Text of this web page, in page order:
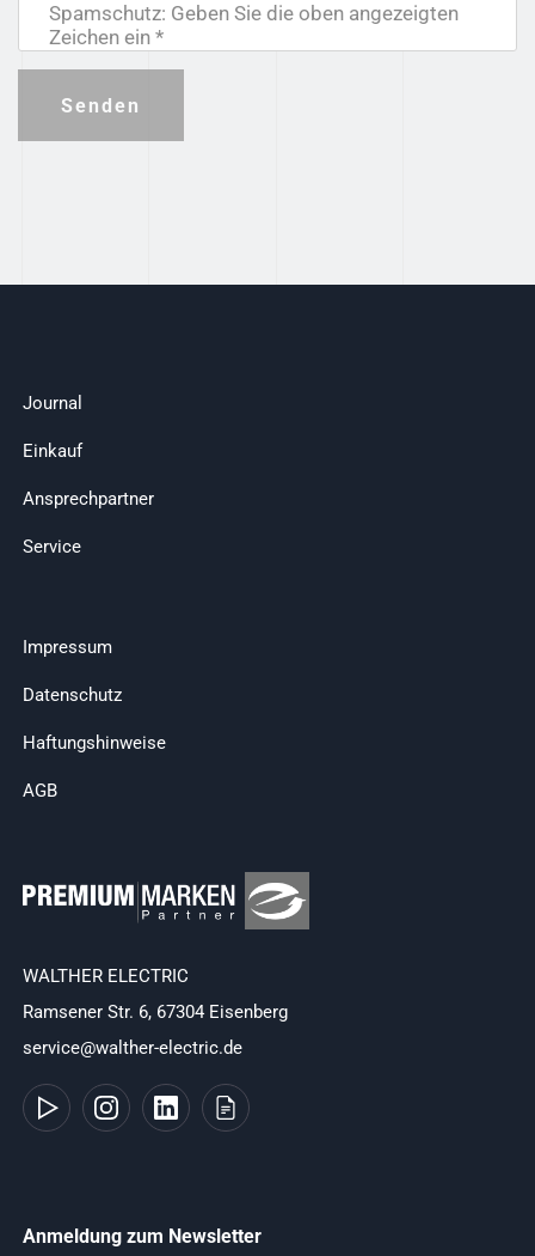
Spamschutz: Geben Sie die oben angezeigten
Zeichen ein *
Senden
Journal
Einkauf
Ansprechpartner
Service
Impressum
Datenschutz
Haftungshinweise
AGB
WALTHER ELECTRIC
Ramsener Str. 6, 67304 Eisenberg
service@walther-electric.de
Anmeldung zum Newsletter